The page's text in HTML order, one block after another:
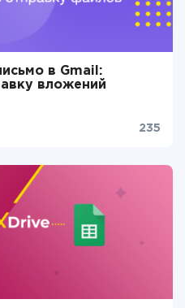
в Gmail:
вложений
235